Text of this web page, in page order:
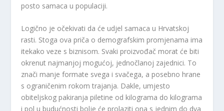
posto samaca u populaciji.
Logično je očekivati ​​da će udjel samaca u Hrvatskoj
rasti. Stoga ova priča o demografskim promjenama ima
itekako veze s biznisom. Svaki proizvođač morat će biti
okrenut najmanjoj mogućoj, jednočlanoj zajednici. To
znači manje formate svega i svačega, a posebno hrane
s ograničenim rokom trajanja. Dakle, umjesto
obiteljskog pakiranja piletine od kilograma do kilograma
i pol u budućnosti bolje će prolaziti ona s jednim do dva